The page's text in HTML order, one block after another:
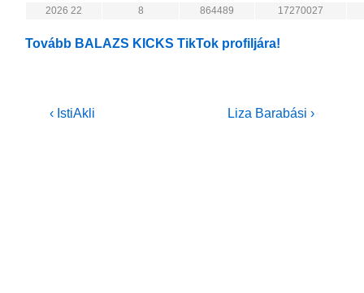
2026 22
8 864489 17270027
Tovább BALAZS KICKS TikTok profiljára!
Bejegyzés
Previous
‹ IstiAkli
Next
Liza Barabási ›